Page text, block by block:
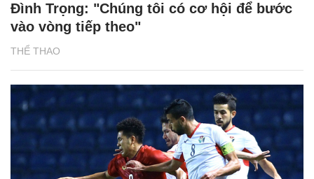
THỂ THAO
Đình Trọng: "Chúng tôi có cơ hội để bước
vào vòng tiếp theo"